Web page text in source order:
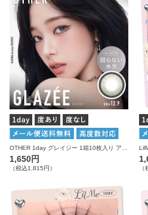
1,650円
（税込1,815円）